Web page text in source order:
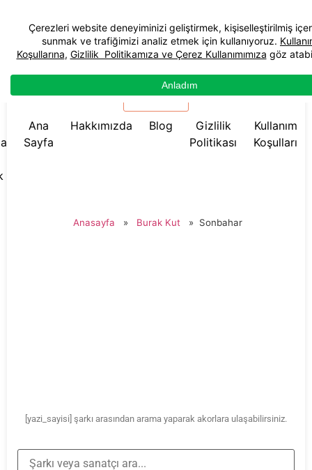
☰ Menü
Ana
Sayfa
Hakkımızda Blog
Gizlilik
Politikası
Kullanım
Koşulları
Anasayfa » Burak Kut » Sonbahar
[yazi_sayisi] şarkı arasından arama yaparak akorlara ulaşabilirsiniz.